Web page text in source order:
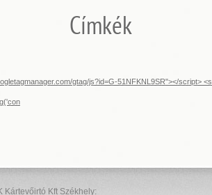
Címkék
gtag/js?id=G-51NFKNL9SR"></script>
Kártevőirtó Kft Székhely: